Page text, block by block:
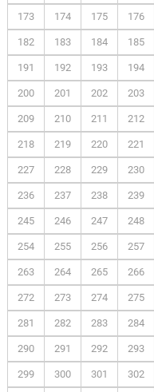
173 174 175 176
182 183 184 185
191 192 193 194
200 201 202 203
209 210 211 212
218 219 220 221
227 228 229 230
236 237 238 239
245 246 247 248
254 255 256 257
263 264 265 266
272 273 274 275
281 282 283 284
290 291 292 293
299 300 301 302